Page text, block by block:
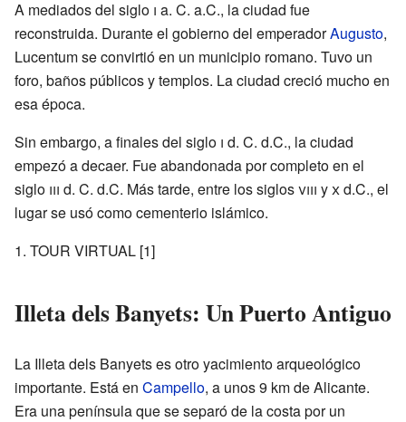
A mediados del siglo i a. C. a.C., la ciudad fue
reconstruida. Durante el gobierno del emperadorAugusto,
Lucentum se convirtió en un municipio romano. Tuvo un
foro, baños públicos y templos. La ciudad creció mucho en
esa época.
Sin embargo, a finales del siglo i d. C. d.C., la ciudad
empezó a decaer. Fue abandonada por completo en el
siglo iii d. C. d.C. Más tarde, entre los siglosviii yxd.C., el
lugar se usó como cementerio islámico.
TOUR VIRTUAL [1]
Illeta dels Banyets: Un Puerto Antiguo
La Illeta dels Banyets es otro yacimiento arqueológico
importante. Está en Campello, a unos 9 km de Alicante.
Era una península que se separó de la costa por un